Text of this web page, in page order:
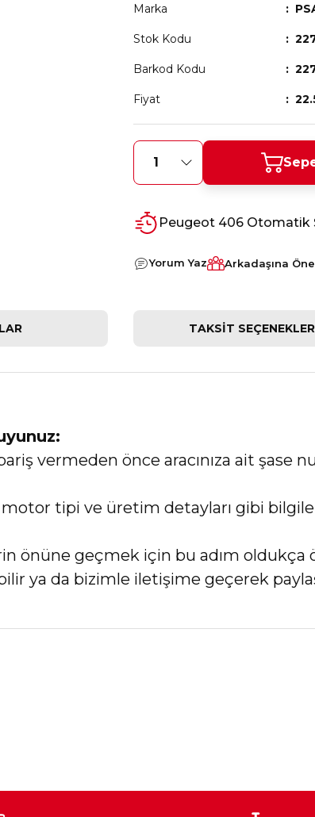
Marka
Stok Kodu
Barkod Kodu
Fiyat
Peugeot 406 Otomatik
Yorum Yaz Arkadaşına
TAKSIT
vermeden önce aracınıza ait şase
motor tipi ve üretim detayları gibi
önüne geçmek için bu adım oldukça
ya da bizimle iletişime geçerek